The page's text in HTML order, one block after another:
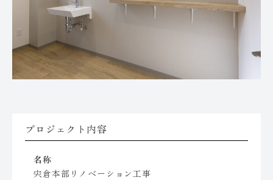
プロジェクト内容
名称
宍倉本部リノベーション工事